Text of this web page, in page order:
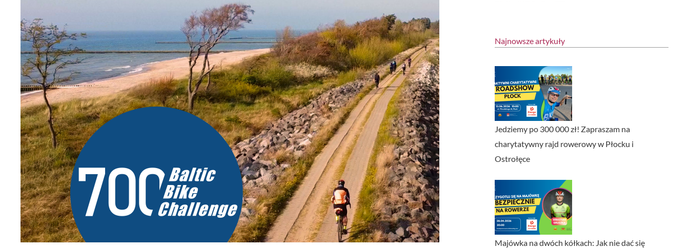
MAŁOPOLSKIE
PĘTLE
GRAVELOWE
200
I
500
KM
Najnowsze artykuły
Jedziemy po 300 000 zł! Zapraszam na
charytatywny rajd rowerowy w Płocku i
Ostrołęce
Majówka na dwóch kółkach: Jak nie dać się